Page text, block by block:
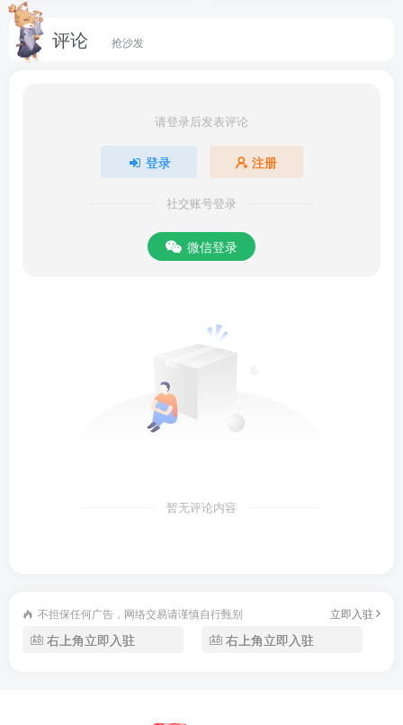
1W【揭秘】
评论 抢沙发
请登录后发表评论
登录 注册
社交账号登录
微信登录
暂无评论内容
不担保任何广告，网络交易请谨慎自行甄别 立即入驻
右上角立即入驻 右上角立即入驻